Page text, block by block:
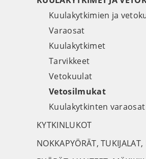
Kuulakytkimien ja
Varaosat
Kuulakytkimet
Tarvikkeet
Vetokuulat
Vetosilmukat
Kuulakytkinten varaosat
KYTKINLUKOT
NOKKAPYÖRÄT,